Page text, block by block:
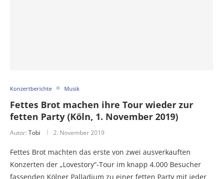
Konzertberichte Musik
Fettes Brot machen ihre Tour wieder zur
fetten Party (Köln, 1. November 2019)
Autor: Tobi 2. November 2019
Fettes Brot machten das erste von zwei ausverkauften
Konzerten der „Lovestory“-Tour im knapp 4.000 Besucher
fassenden Kölner Palladium zu einer fetten Party mit jeder